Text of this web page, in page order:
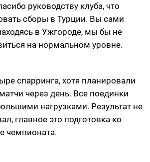
руководству клуба, что
сборы в Турции. Вы сами
в Ужгороде, мы бы не
на нормальном уровне.
спарринга, хотя планировали
через день. Все поединки
нагрузками. Результат не
главное это подготовка ко
чемпионата.